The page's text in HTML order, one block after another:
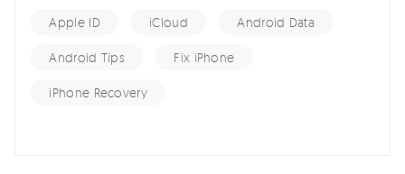
Apple ID iCloud Android Data
Android Tips Fix iPhone
iPhone Recovery